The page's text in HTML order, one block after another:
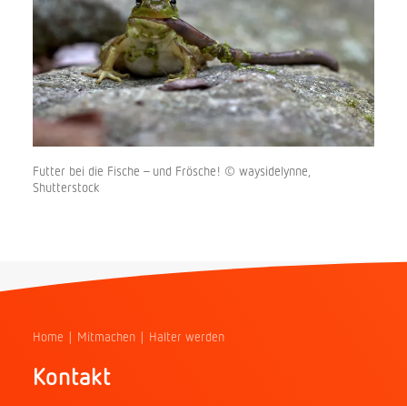
Futter bei die Fische – und Frösche! © waysidelynne,
Shutterstock
Home Mitmachen Halter werden
Kontakt